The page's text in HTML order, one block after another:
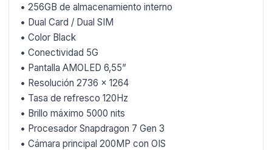
• 256GB de almacenamiento interno
• Dual Card / Dual SIM
• Color Black
• Conectividad 5G
• Pantalla AMOLED 6,55”
• Resolución 2736 × 1264
• Tasa de refresco 120Hz
• Brillo máximo 5000 nits
• Procesador Snapdragon 7 Gen 3
• Cámara principal 200MP con OIS